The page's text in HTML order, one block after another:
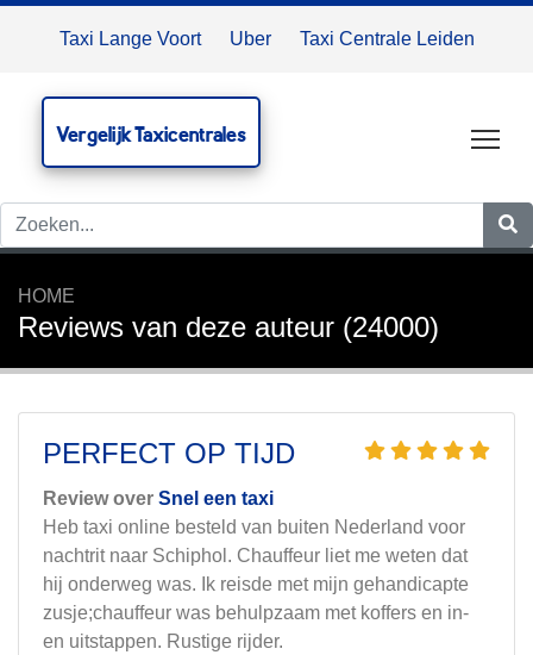
Taxi Lange Voort Uber Taxi Centrale Leiden
Vergelijk Taxicentrales
HOME
Reviews van deze auteur (24000)
PERFECT OP TIJD
Review over Snel een taxi
Heb taxi online besteld van buiten Nederland voor
nachtrit naar Schiphol. Chauffeur liet me weten dat
hij onderweg was. Ik reisde met mijn gehandicapte
zusje;chauffeur was behulpzaam met koffers en in-
en uitstappen. Rustige rijder.